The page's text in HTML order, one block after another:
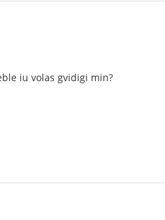
iu volas gvidigi min?